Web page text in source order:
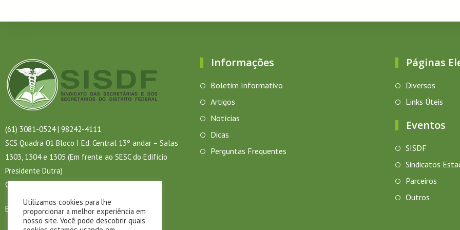
(61) 3081-0524 | 98242-4111
SCS Quadra 01 Bloco I Ed. Central 13º andar – Salas
1303, 1304 e 1305 (Em frente ao SESC do Edifício
Presidente Dutra)
CEP: 70.304-900 – Brasília – DF
Email:sisdf@sisdf.com.br
Informações
Boletim Informativo
Artigos
Notícias
Dicas
Perguntas Frequentes
Páginas
Diversos
Links Úteis
Eventos
SISDF
Sindicatos
Parceiros
Outros
Utilizamos cookies para lhe
proporcionar a melhor experiência em
nosso site. Você pode descobrir quais